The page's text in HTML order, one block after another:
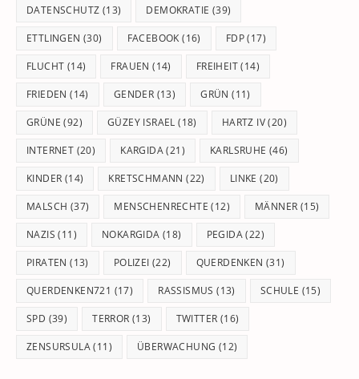
DATENSCHUTZ (13) DEMOKRATIE (39)
ETTLINGEN (30) FACEBOOK (16) FDP(17)
FLUCHT (14) FRAUEN (14) FREIHEIT(14)
FRIEDEN (14) GENDER (13) GRÜN (11)
GRÜNE (92) GÜZEY ISRAEL (18) HARTZ IV(20)
INTERNET (20) KARGIDA(21) KARLSRUHE (46)
KINDER (14) KRETSCHMANN (22) LINKE (20)
MALSCH (37) MENSCHENRECHTE (12) MÄNNER (15)
NAZIS (11) NOKARGIDA (18) PEGIDA(22)
PIRATEN (13) POLIZEI (22) QUERDENKEN (31)
QUERDENKEN721 (17) RASSISMUS (13) SCHULE (15)
SPD (39) TERROR (13) TWITTER (16)
ZENSURSULA(11) ÜBERWACHUNG (12)